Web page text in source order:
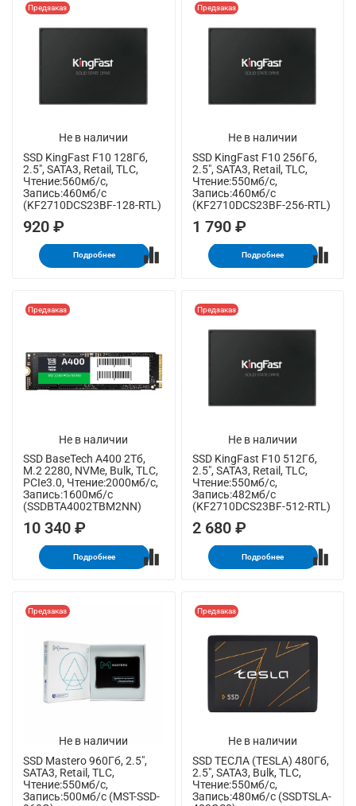
Не в наличии
Предзаказ
SSD KingFast F10 128Гб,
2.5", SATA3, Retail, TLC,
Чтение:560мб/с,
Запись:460мб/с
(KF2710DCS23BF-128-RTL)
920 ₽
Подробнее
Не в наличии
Предзаказ
SSD KingFast F10 256Гб,
2.5", SATA3, Retail, TLC,
Чтение:550мб/с,
Запись:460мб/с
(KF2710DCS23BF-256-RTL)
1 790 ₽
Подробнее
Не в наличии
Предзаказ
SSD BaseTech A400 2Тб,
M.2 2280, NVMe, Bulk, TLC,
PCIe3.0, Чтение:2000мб/с,
Запись:1600мб/с
(SSDBTA4002TBM2NN)
10 340 ₽
Подробнее
Не в наличии
Предзаказ
SSD KingFast F10 512Гб,
2.5", SATA3, Retail, TLC,
Чтение:550мб/с,
Запись:482мб/с
(KF2710DCS23BF-512-RTL)
2 680 ₽
Подробнее
Не в наличии
Предзаказ
SSD Mastero 960Гб, 2.5",
SATA3, Retail, TLC,
Чтение:550мб/с,
Запись:500мб/с (MST-SSD-
Не в наличии
Предзаказ
SSD ТЕСЛА (TESLA) 480Гб,
2.5", SATA3, Bulk, TLC,
Чтение:550мб/с,
Запись:480мб/с (SSDTSLA-